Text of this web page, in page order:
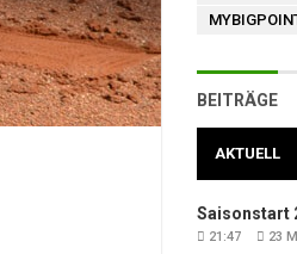
BEITRÄGE
AKTUELL
Saisonstart
21:47 23